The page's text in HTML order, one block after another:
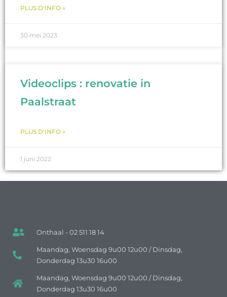
PLUS D'INFO »
30 mei 2023
Videoclips : renovatie in
Paalstraat
PLUS D'INFO »
1 juni 2022
Onthaal - 02 511 18 14
Maandag, Woensdag 9u00 12u00 / Dinsdag,
Donderdag 13u30 16u00
Maandag, Woensdag 9u00 12u00 / Dinsdag,
Donderdag 13u30 16u00